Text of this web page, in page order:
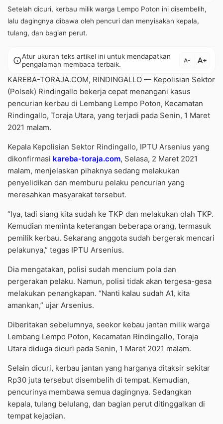
Setelah dicuri, kerbau milik warga Lempo Poton ini disembelih,
lalu dagingnya dibawa oleh pencuri dan menyisakan kepala,
tulang, dan bagian perut.
infoAtur ukuran teks artikel ini untuk mendapatkan
pengalaman membaca terbaik.
text_decrease text_increase
KAREBA-TORAJA.COM, RINDINGALLO — Kepolisian Sektor
(Polsek) Rindingallo bekerja cepat menangani kasus
pencurian kerbau di Lembang Lempo Poton, Kecamatan
Rindingallo, Toraja Utara, yang terjadi pada Senin, 1 Maret
2021 malam.
Kepala Kepolisian Sektor Rindingallo, IPTU Arsenius yang
dikonfirmasi kareba-toraja.com, Selasa, 2 Maret 2021
malam, menjelaskan pihaknya sedang melakukan
penyelidikan dan memburu pelaku pencurian yang
meresahkan masyarakat tersebut.
“Iya, tadi siang kita sudah ke TKP dan melakukan olah TKP.
Kemudian meminta keterangan beberapa orang, termasuk
pemilik kerbau. Sekarang anggota sudah bergerak mencari
pelakunya,” tegas IPTU Arsenius.
Dia mengatakan, polisi sudah mencium pola dan
pergerakan pelaku. Namun, polisi tidak akan tergesa-gesa
melakukan penangkapan. “Nanti kalau sudah A1, kita
amankan,” ujar Arsenius.
Diberitakan sebelumnya, seekor kebau jantan milik warga
Lembang Lempo Poton, Kecamatan Rindingallo, Toraja
Utara diduga dicuri pada Senin, 1 Maret 2021 malam.
Selain dicuri, kerbau jantan yang harganya ditaksir sekitar
Rp30 juta tersebut disembelih di tempat. Kemudian,
pencurinya membawa semua dagingnya. Sedangkan
kepala, tulang belulang, dan bagian perut ditinggalkan di
tempat kejadian.